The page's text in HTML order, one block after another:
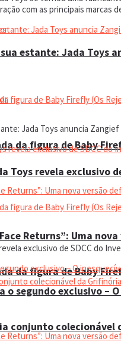
da figura de Baby
da figura de Baby
Face Returns”: Uma
conjunto
com as principais
estante: Jada Toys
Jada Toys anuncia
revela exclusivo
exclusivo de SDCC do
o segundo exclusivo –